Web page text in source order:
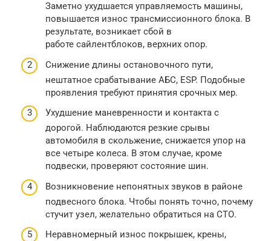
Заметно ухудшается управляемость машины,
повышается износ трансмиссионного блока. В
результате, возникает сбой в
работе сайлентблоков, верхних опор.
Снижение длины остановочного пути,
нештатное срабатывание АБС, ESP. Подобные
проявления требуют принятия срочных мер.
Ухудшение маневренности и контакта с
дорогой. Наблюдаются резкие срывы
автомобиля в скольжение, снижается упор на
все четыре колеса. В этом случае, кроме
подвески, проверяют состояние шин.
Возникновение непонятных звуков в районе
подвесного блока. Чтобы понять точно, почему
стучит узел, желательно обратиться на СТО.
Неравномерный износ покрышек, крены,